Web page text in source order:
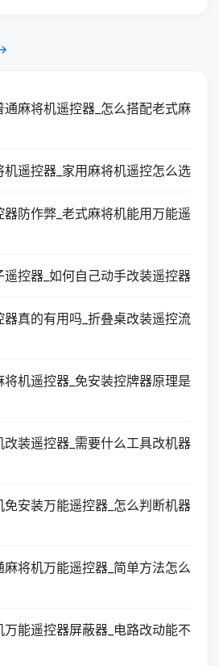
麻将机遥控器_怎么搭配老式麻
遥控器_家用麻将机遥控怎么选
防作弊_老式麻将机能用万能遥
控器_如何自己动手改装遥控器
真的有用吗_折叠桌改装遥控流
机遥控器_免安装控牌器原理是
装遥控器_需要什么工具改机器
安装万能遥控器_怎么判断机器
将机万能遥控器_简单方法怎么
能遥控器屏蔽器_电路改动能不